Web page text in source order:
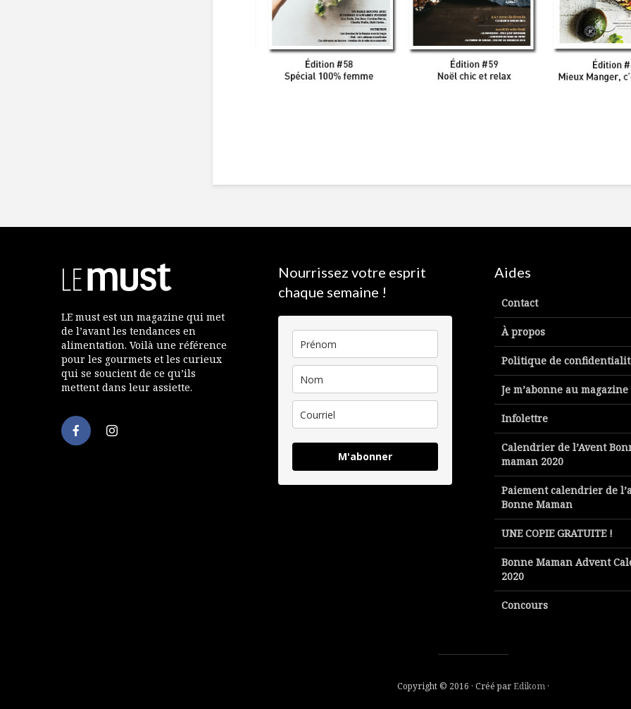
LE must est un magazine qui met
de l’avant les tendances en
alimentation. Voilà une référence
pour les gourmets et les curieux
qui se soucient de ce qu’ils
mettent dans leur assiette.
Nourrissez votre esprit
chaque semaine !
M'abonner
Aides
Contact
À propos
Politique de
Je m’abonne au magazine
Infolettre
Calendrier de l’Avent
maman 2020
Paiement calendrier de
Bonne Maman
UNE COPIE GRATUITE !
Bonne Maman Advent
2020
Concours
Copyright © 2016 · Créé parEdikom ·